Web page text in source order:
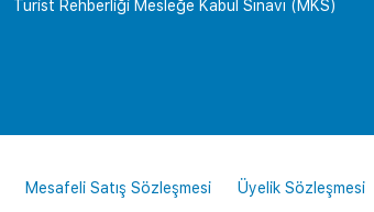
Turist Rehberliği Mesleğe Kabul Sınavı (MKS)
Mesafeli Satış Sözleşmesi Üyelik Sözleşmesi